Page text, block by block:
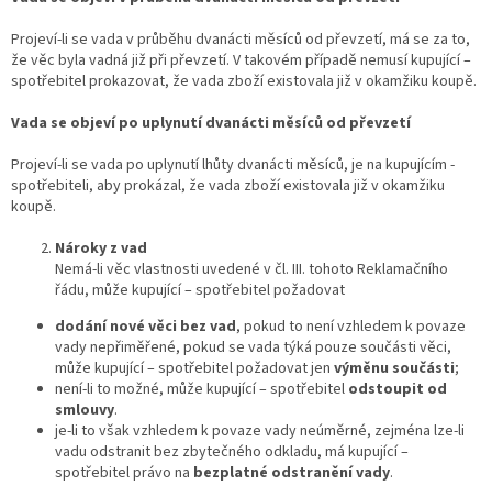
Projeví-li se vada v průběhu dvanácti měsíců od převzetí, má se za to,
že věc byla vadná již při převzetí. V takovém případě nemusí kupující –
spotřebitel prokazovat, že vada zboží existovala již v okamžiku koupě.
Vada se objeví po uplynutí dvanácti měsíců od převzetí
Projeví-li se vada po uplynutí lhůty dvanácti měsíců, je na kupujícím -
spotřebiteli, aby prokázal, že vada zboží existovala již v okamžiku
koupě.
Nároky z vad
Nemá-li věc vlastnosti uvedené v čl. III. tohoto Reklamačního
řádu, může kupující – spotřebitel požadovat
dodání nové věci bez vad, pokud to není vzhledem k povaze
vady nepřiměřené, pokud se vada týká pouze součásti věci,
může kupující – spotřebitel požadovat jen výměnu součásti;
není-li to možné, může kupující – spotřebitel odstoupit od
smlouvy.
je-li to však vzhledem k povaze vady neúměrné, zejména lze-li
vadu odstranit bez zbytečného odkladu, má kupující –
spotřebitel právo na bezplatné odstranění vady.